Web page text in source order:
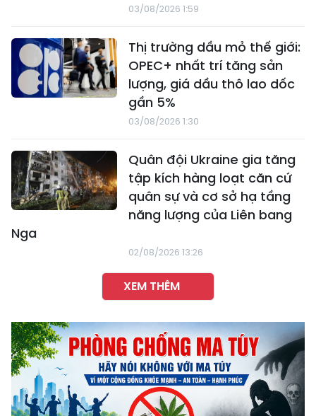
03/08/2026 1:59
Thị trường dầu mỏ thế giới:
OPEC+ nhất trí tăng sản
lượng, giá dầu thô lao dốc
gần 5%
03/08/2026 1:30
Quân đội Ukraine gia tăng
tập kích hàng loạt căn cứ
quân sự và cơ sở hạ tầng
năng lượng của Liên bang
Nga
02/08/2026 13:26
XEM THÊM